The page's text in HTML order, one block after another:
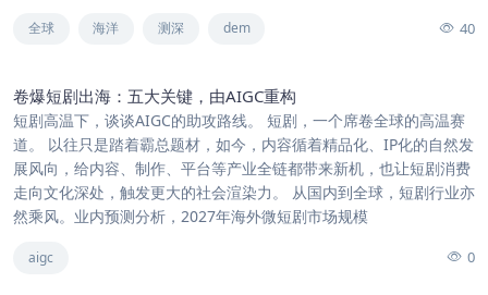
全球 海洋 测深 dem 40
卷爆短剧出海：五大关键，由AIGC重构
短剧高温下，谈谈AIGC的助攻路线。 短剧，一个席卷全球的高温赛
道。 以往只是踏着霸总题材，如今，内容循着精品化、IP化的自然发
展风向，给内容、制作、平台等产业全链都带来新机，也让短剧消费
走向文化深处，触发更大的社会渲染力。 从国内到全球，短剧行业亦
然乘风。业内预测分析，2027年海外微短剧市场规模
aigc 0